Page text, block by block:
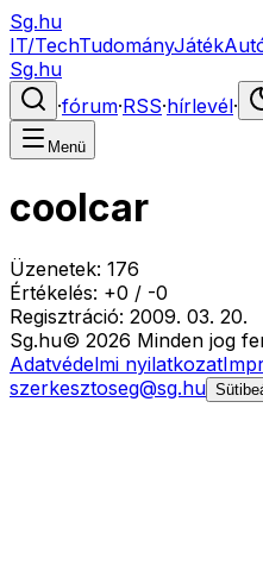
Sg.hu
IT/TechTudományJáték
Sg.hu
·fórum·RSS·hírlevél·
Menü
coolcar
Üzenetek: 176
Értékelés: +0 / -0
Regisztráció: 2009. 03. 20.
Sg.hu© 2026 Minden jog
Adatvédelmi nyilatkozat
szerkesztoseg@sg.hu